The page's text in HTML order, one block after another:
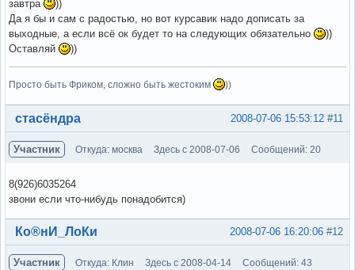
завтра
))
Да я бы и сам с радостью, но вот курсавик надо дописать за
выходные, а если всё ок будет то на следующих обязательно
))
Оставляй
))
Просто быть Фриком, сложно быть жестоким ))
Вне форума #11
2008-07-06 15:53:12
стасёндра
Участник Откуда: москва Здесь с 2008-07-06 Сообщений: 20
8(926)6035264
звони если что-нибудь понадобится)
Вне форума #12
2008-07-06 16:20:06
Ко®нИ_ЛоКи
Участник Откуда: Клин Здесь с 2008-04-14 Сообщений: 43